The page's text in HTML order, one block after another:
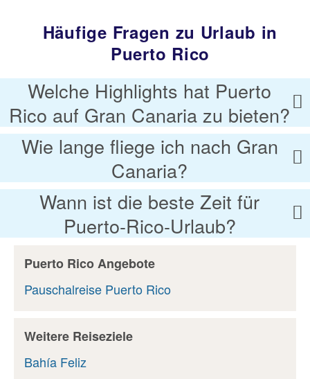
Häufige Fragen zu Urlaub in
Puerto Rico
Welche Highlights hat Puerto
Rico auf Gran Canaria zu bieten?
Wie lange fliege ich nach Gran
Canaria?
Wann ist die beste Zeit für
Puerto-Rico-Urlaub?
Puerto Rico Angebote
Pauschalreise Puerto Rico
Weitere Reiseziele
Bahía Feliz